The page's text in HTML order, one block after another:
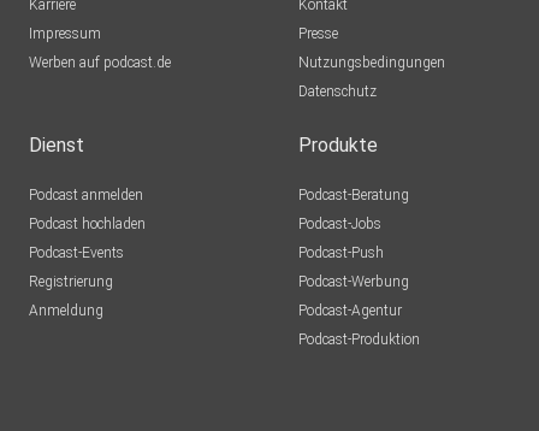
Karriere
Impressum
Werben auf podcast.de
Kontakt
Presse
Nutzungsbedingungen
Datenschutz
Dienst
Podcast anmelden
Podcast hochladen
Podcast-Events
Registrierung
Anmeldung
Produkte
Podcast-Beratung
Podcast-Jobs
Podcast-Push
Podcast-Werbung
Podcast-Agentur
Podcast-Produktion